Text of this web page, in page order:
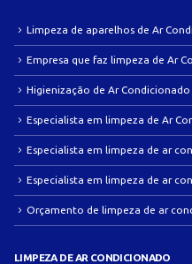
Limpeza de aparelhos de Ar
Empresa que faz limpeza de Ar
Higienização de Ar Condicionado
Especialista em limpeza de Ar
Especialista em limpeza de ar
Especialista em limpeza de ar
Orçamento de limpeza de ar
LIMPEZA DE AR CONDICIONADO